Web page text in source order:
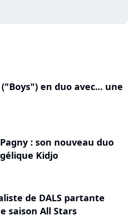
en duo avec... une
: son nouveau duo
Kidjo
de DALS partante
saison All Stars